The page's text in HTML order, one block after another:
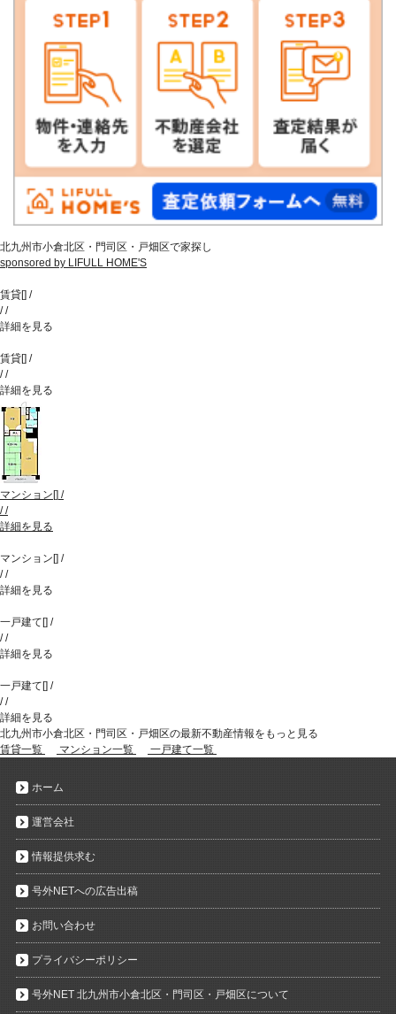
北九州市小倉北区・門司区・戸畑区で家探し
sponsored by LIFULL HOME'S
賃貸[] /
//
詳細を見る
賃貸[] /
//
詳細を見る
マンション [] /
//
詳細を見る
マンション [] /
//
詳細を見る
一戸建て [] /
//
詳細を見る
一戸建て [] /
//
詳細を見る
北九州市小倉北区・門司区・戸畑区の最新不動産情報をもっと見る
賃貸一覧
マンション一覧 一戸建て一覧
ホーム
運営会社
情報提供求む
号外NETへの広告出稿
お問い合わせ
プライバシーポリシー
号外NET 北九州市小倉北区・門司区・戸畑区について